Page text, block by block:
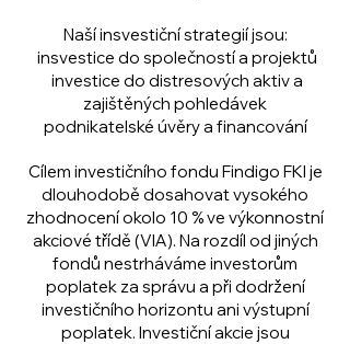
Naší insvestiční strategií jsou:
insvestice do společností a projektů
investice do distresových aktiv a
zajištěných pohledávek
podnikatelské úvěry a financování
Cílem investičního fondu Findigo FKI je
dlouhodobě dosahovat vysokého
zhodnocení okolo 10 % ve výkonnostní
akciové třídě (VIA). Na rozdíl od jiných
fondů nestrháváme investorům
poplatek za správu a při dodržení
investičního horizontu ani výstupní
poplatek. Investiční akcie jsou